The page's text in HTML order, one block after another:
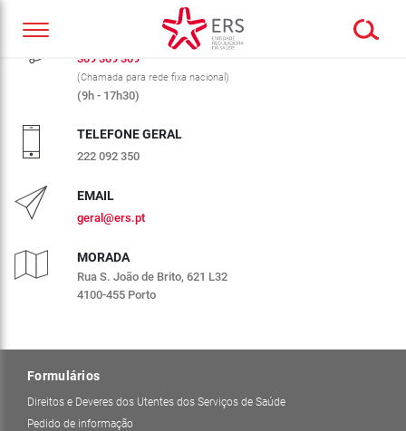
CALL CENTER ERS
309 309 309
(Chamada para rede fixa nacional)
(9h - 17h30)
TELEFONE GERAL
222 092 350
EMAIL
geral@ers.pt
MORADA
Rua S. João de Brito, 621 L32
4100-455 Porto
Formulários
Direitos e Deveres dos Utentes dos Serviços de Saúde
Pedido de informação